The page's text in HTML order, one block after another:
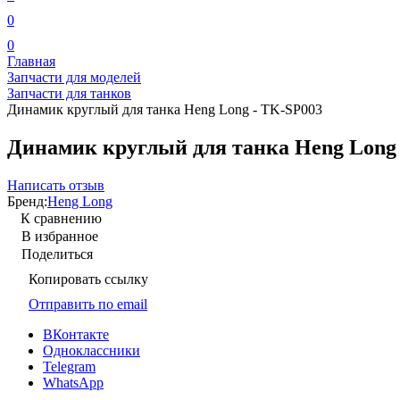
0
0
Главная
Запчасти для моделей
Запчасти для танков
Динамик круглый для танка Heng Long - TK-SP003
Динамик круглый для танка Heng
Написать отзыв
Бренд:Heng Long
К сравнению
В избранное
Поделиться
Копировать ссылку
Отправить по email
ВКонтакте
Одноклассники
Telegram
WhatsApp